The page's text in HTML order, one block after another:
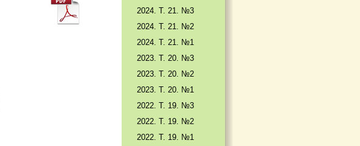
2024. Т. 21. №3
2024. Т. 21. №2
2024. Т. 21. №1
2023. Т. 20. №3
2023. Т. 20. №2
2023. Т. 20. №1
2022. Т. 19. №3
2022. Т. 19. №2
2022. Т. 19. №1